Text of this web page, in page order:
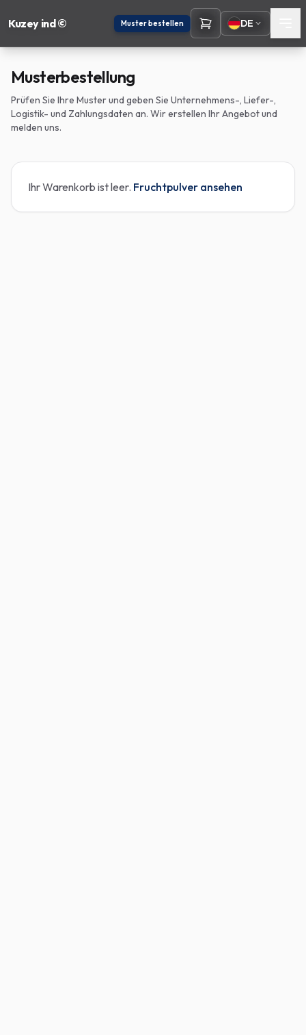
Kuzey ind © Muster bestellen DE
Musterbestellung
Prüfen Sie Ihre Muster und geben Sie Unternehmens-, Liefer-,
Logistik- und Zahlungsdaten an. Wir erstellen Ihr Angebot und
melden uns.
Ihr Warenkorb ist leer. Fruchtpulver ansehen